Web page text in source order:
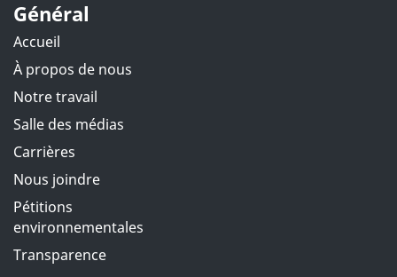
Général
Accueil
À propos de nous
Notre travail
Salle des médias
Carrières
Nous joindre
Pétitions
environnementales
Transparence